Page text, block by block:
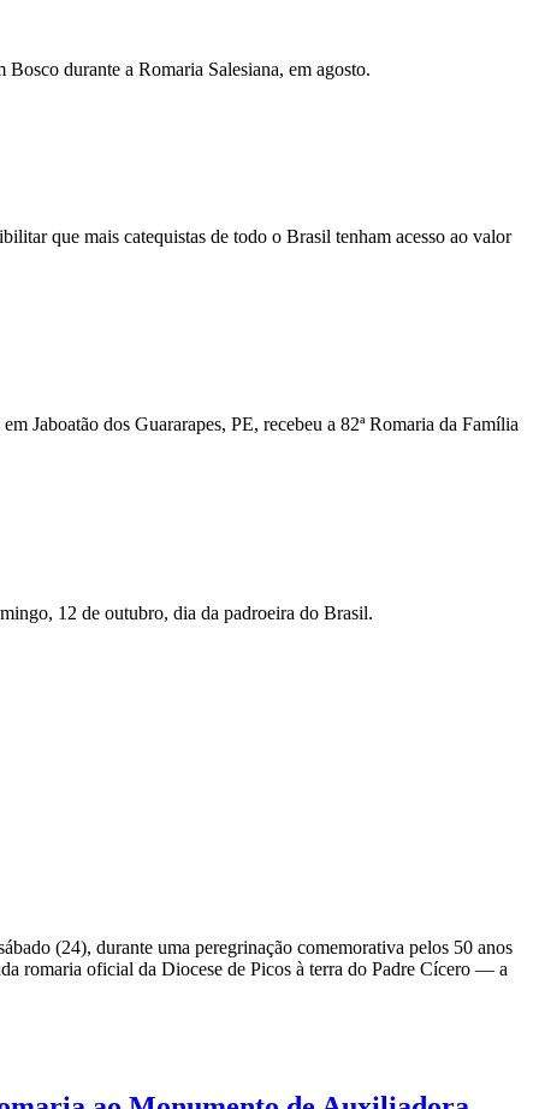
durante a Romaria Salesiana, em agosto.
que mais catequistas de todo o Brasil tenham acesso ao valor
Jaboatão dos Guararapes, PE, recebeu a 82ª Romaria da Família
12 de outubro, dia da padroeira do Brasil.
(24), durante uma peregrinação comemorativa pelos 50 anos
romaria oficial da Diocese de Picos à terra do Padre Cícero — a